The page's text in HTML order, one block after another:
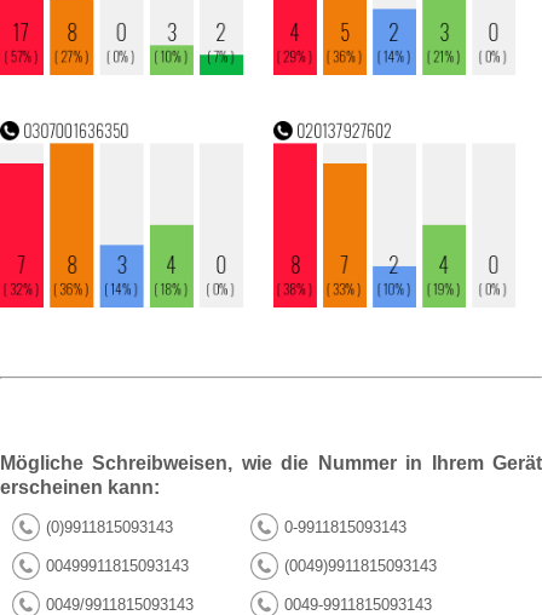
Mögliche Schreibweisen, wie die Nummer in Ihrem Gerät
erscheinen kann:
(0)9911815093143 0-9911815093143
00499911815093143 (0049)9911815093143
0049/9911815093143 0049-9911815093143